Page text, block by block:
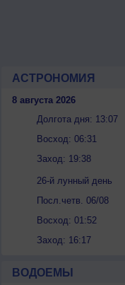
АСТРОНОМИЯ
8 августа 2026
Долгота дня: 13:07
Восход: 06:31
Заход: 19:38
26-й лунный день
Посл.четв. 06/08
Восход: 01:52
Заход: 16:17
ВОДОЕМЫ